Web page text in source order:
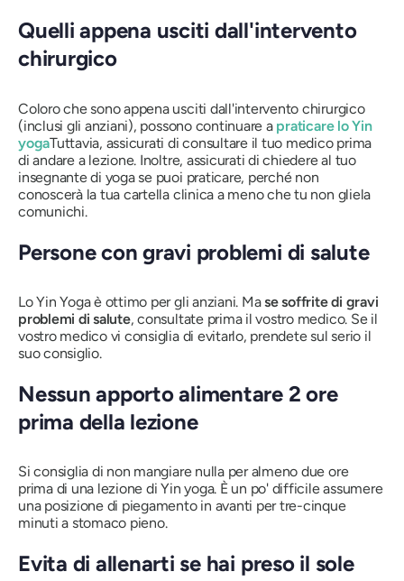
Quelli appena usciti dall'intervento
chirurgico
Coloro che sono appena usciti dall'intervento chirurgico
(inclusi gli anziani), possono continuare a praticare lo Yin
yogaTuttavia, assicurati di consultare il tuo medico prima
di andare a lezione. Inoltre, assicurati di chiedere al tuo
insegnante di yoga se puoi praticare, perché non
conoscerà la tua cartella clinica a meno che tu non gliela
comunichi.
Persone con gravi problemi di salute
Lo Yin Yoga è ottimo per gli anziani. Mase soffrite di gravi
problemi di salute, consultate prima il vostro medico. Se il
vostro medico vi consiglia di evitarlo, prendete sul serio il
suo consiglio.
Nessun apporto alimentare 2 ore
prima della lezione
Si consiglia di non mangiare nulla per almeno due ore
prima di una lezione di Yin yoga. È un po' difficile assumere
una posizione di piegamento in avanti per tre-cinque
minuti a stomaco pieno.
Evita di allenarti se hai preso il sole